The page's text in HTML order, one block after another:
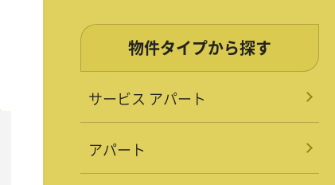
物件タイプから探す
サービス アパート
アパート